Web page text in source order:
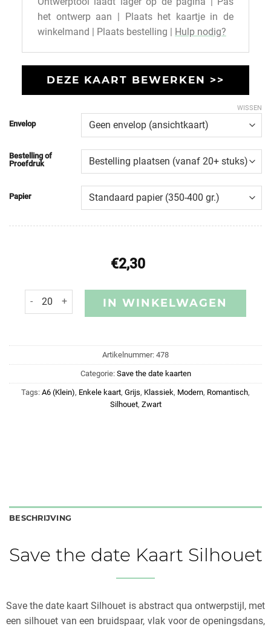
het ontwerp aan | Plaats het kaartje in de
winkelmand | Plaats bestelling |
Hulp nodig?
DEZE KAART BEWERKEN >>
Envelop
Bestelling of
Proefdruk
Papier
WISSEN
€2,30
IN WINKELWAGEN
Artikelnummer: 478
Categorie: Save the date kaarten
Tags: A6 (Klein), Enkele kaart, Grijs, Klassiek, Modern, Romantisch,
Silhouet, Zwart
BESCHRIJVING
Save the date Kaart Silhouet
Save the date kaart Silhouet is abstract qua ontwerpstijl, met
een silhouet van een bruidspaar, vlak voor de openingsdans,